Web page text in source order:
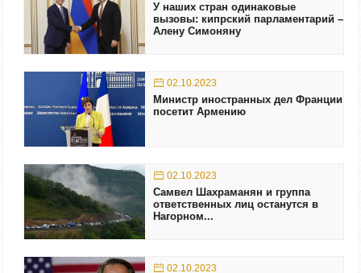
У наших стран одинаковые
вызовы: кипрский парламентарий –
Алену Симоняну
02.10.2023
Министр иностранных дел Франции
посетит Армению
02.10.2023
Самвел Шахраманян и группа
ответственных лиц останутся в
Нагорном...
02.10.2023